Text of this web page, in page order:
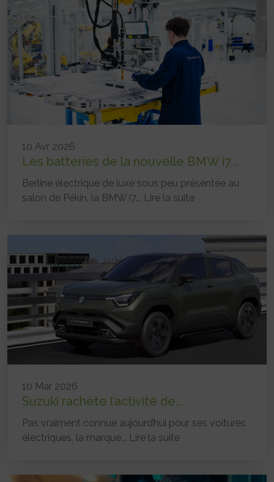
10 Avr 2026
Les batteries de la nouvelle BMW i7...
Berline électrique de luxe sous peu présentée au
salon de Pékin, la BMW i7... Lire la suite
10 Mar 2026
Suzuki rachète l’activité de...
Pas vraiment connue aujourd’hui pour ses voitures
électriques, la marque... Lire la suite